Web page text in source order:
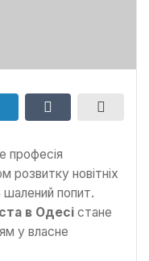
професія
розвитку новітніх
шалений попит.
в Одесі стане
у власне